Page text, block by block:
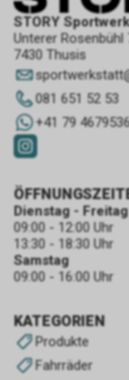
STORY
Unterer Rosenbühl
7430 Thusis
sportwerkstatt
081 651 52 53
+41 79
KATEGORIEN
Produkte
Fahrräder
Dienstag - Freitag
09:00 - 12:00 Uhr
13:30 - 18:30 Uhr
Samstag
09:00 - 16:00 Uhr